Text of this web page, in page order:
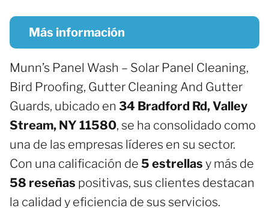
Más información
Munn’s Panel Wash – Solar Panel Cleaning,
Bird Proofing, Gutter Cleaning And Gutter
Guards, ubicado en 34 Bradford Rd, Valley
Stream, NY 11580, se ha consolidado como
una de las empresas líderes en su sector.
Con una calificación de 5 estrellas y más de
58 reseñas positivas, sus clientes destacan
la calidad y eficiencia de sus servicios.